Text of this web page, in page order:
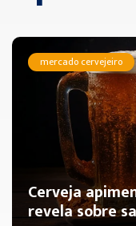
mercado cervejeiro
Cerveja
revela sobre